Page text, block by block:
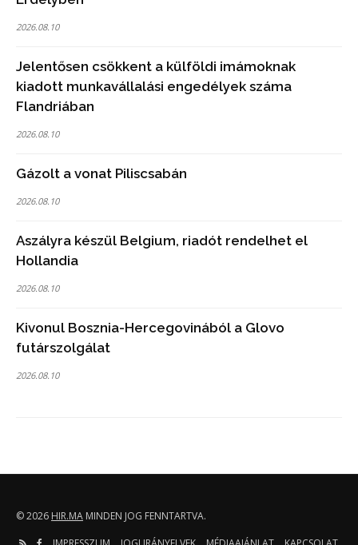
2026.08.10
Jelentősen csökkent a külföldi imámoknak
kiadott munkavállalási engedélyek száma
Flandriában
2026.08.10
Gázolt a vonat Piliscsabán
2026.08.10
Aszályra készül Belgium, riadót rendelhet el
Hollandia
2026.08.10
Kivonul Bosznia-Hercegovinából a Glovo
futárszolgálat
2026.08.10
© 2026 HIR.MA MINDEN JOG FENNTARTVA.